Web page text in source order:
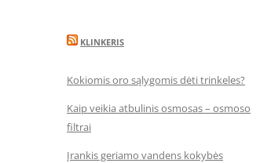
KLINKERIS
Kokiomis oro sąlygomis dėti trinkeles?
Kaip veikia atbulinis osmosas – osmoso
filtrai
Įrankis geriamo vandens kokybės